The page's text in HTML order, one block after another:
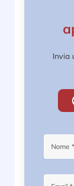
Invia